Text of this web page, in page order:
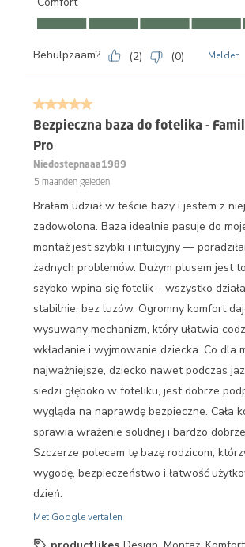
Comfort, 5.0 van 5
Behulpzaam? (2) (0) Melden
5 van 5 sterren.
Bezpieczna baza do fotelika -
Pro
Niedostepnaaa1989
5 maanden geleden
Brałam udział w teście bazy i jestem z
zadowolona. Baza idealnie pasuje do
montaż jest szybki i intuicyjny —
żadnych problemów. Dużym plusem jest
szybko wpina się fotelik – wszystko
stabilnie, bez luzów. Ogromny komfort
wysuwany mechanizm, który ułatwia
wkładanie i wyjmowanie dziecka. Co dla
najważniejsze, dziecko nawet podczas
siedzi głęboko w foteliku, jest dobrze
wygląda na naprawdę bezpieczne. Cała
sprawia wrażenie solidnej i bardzo
Szczerze polecam tę bazę rodzicom,
wygodę, bezpieczeństwo i łatwość
dzień.
Met Google vertalen